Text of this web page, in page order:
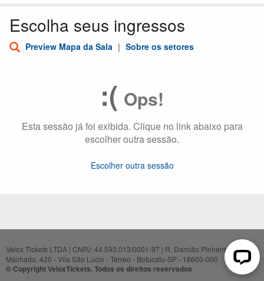
Escolha seus ingressos
Preview Mapa da Sala | Sobre os setores
:( Ops!
Esta sessão já foi exibida. Clique no link abaixo para
escolher outra sessão.
Escolher outra sessão
Velox Tickets LTDA | CNPJ: 44.593.013/0001-97 | R. Damião Pinheiro
Machado, 420 - Vila São Lúcio - Térreo - Botucatu-SP - 18600-000
© Copyright VeloxTickets. Todos os direitos reservados